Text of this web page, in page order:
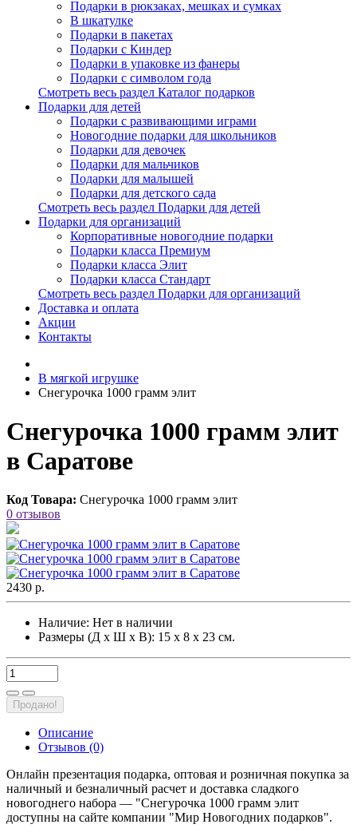
Подарки в рюкзаках, мешках и сумках
В шкатулке
Подарки в пакетах
Подарки с Киндер
Подарки в упаковке из фанеры
Подарки с символом года
Смотреть весь раздел Каталог подарков
Подарки для детей
Подарки с развивающими играми
Новогодние подарки для школьников
Подарки для девочек
Подарки для мальчиков
Подарки для малышей
Подарки для детского сада
Смотреть весь раздел Подарки для детей
Подарки для организаций
Корпоративные новогодние подарки
Подарки класса Премиум
Подарки класса Элит
Подарки класса Стандарт
Смотреть весь раздел Подарки для организаций
Доставка и оплата
Акции
Контакты
В мягкой игрушке
Снегурочка 1000 грамм элит
Снегурочка 1000 грамм элит
в Саратове
Код Товара: Снегурочка 1000 грамм элит
0 отзывов
2430 р.
Наличие: Нет в наличии
Размеры (Д х Ш х В): 15 х 8 х 23 см.
Продано!
Описание
Отзывов (0)
Онлайн презентация подарка, оптовая и розничная покупка за
наличный и безналичный расчет и доставка сладкого
новогоднего набора — "Снегурочка 1000 грамм элит
доступны на сайте компании "Мир Новогодних подарков".